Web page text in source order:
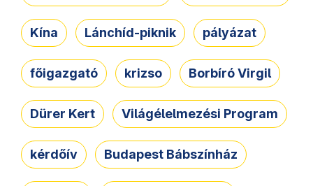
Kína Lánchíd-piknik pályázat
főigazgató krizso Borbíró Virgil
Dürer Kert Világélelmezési Program
kérdőív Budapest Bábszínház